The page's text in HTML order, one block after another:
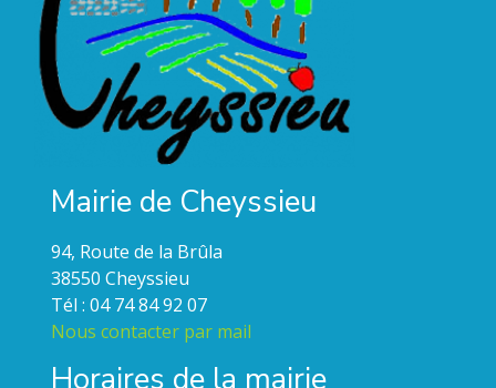
Mairie de Cheyssieu
94, Route de la Brûla
38550 Cheyssieu
Tél : 04 74 84 92 07
Nous contacter par mail
Horaires de la mairie